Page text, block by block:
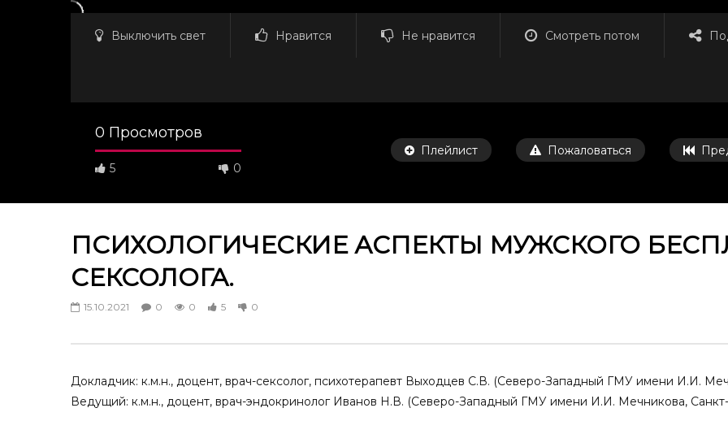
Выключить свет Нравится Не нравится Смотреть потом
0 Просмотров
5 0
Плейлист Пожаловаться
32:38
Алгоритм дифференциальной
мужчин с жалобами на снижение
23.11.2024
0
и сексуальные нарушения у
30.03.2024
0
нарушения у мужчин
0
0 2 0
ПСИХОЛОГИЧЕСКИЕ АСПЕКТЫ МУЖСКОГО
СЕКСОЛОГА.
15.10.2021 0 0 5 0
Докладчик: к.м.н., доцент, врач-сексолог, психотерапевт Выходцев С.В. (Северо-Западный ГМУ имени И.И.
Ведущий: к.м.н., доцент, врач-эндокринолог Иванов Н.В. (Северо-Западный ГМУ имени И.И. Мечникова,